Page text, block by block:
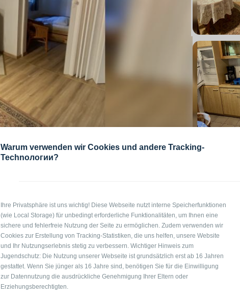
Preise
auf
Warum verwenden wir Cookies und andere Tracking-
Technологии?
Ihre Privatsphäre ist uns wichtig! Diese Webseite nutzt interne Speicherfunktionen
(wie Local Storage) für unbedingt erforderliche Funktionalitäten, um Ihnen eine
sichere und fehlerfreie Nutzung der Seite zu ermöglichen. Zudem verwenden wir
Cookies zur Erstellung von Tracking-Statistiken, die uns helfen, unsere Website
und Ihr Nutzungserlebnis stetig zu verbessern. Wichtiger Hinweis zum
Jugendschutz: Die Nutzung unserer Webseite ist grundsätzlich erst ab 16 Jahren
gestattet. Wenn Sie jünger als 16 Jahre sind, benötigen Sie für die Einwilligung
zur Datennutzung die ausdrückliche Genehmigung Ihrer Eltern oder
Erziehungsberechtigten.